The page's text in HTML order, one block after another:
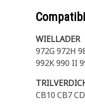
WIELLADER
972G 972H
992K 990 II
CB10 CB7